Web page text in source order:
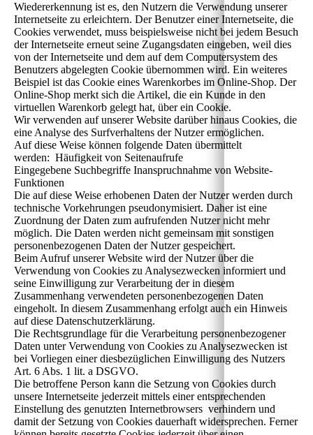
Wiedererkennung ist es, den Nutzern die Verwendung unserer
Internetseite zu erleichtern. Der Benutzer einer Internetseite, die
Cookies verwendet, muss beispielsweise nicht bei jedem Besuch
der Internetseite erneut seine Zugangsdaten eingeben, weil dies
von der Internetseite und dem auf dem Computersystem des
Benutzers abgelegten Cookie übernommen wird. Ein weiteres
Beispiel ist das Cookie eines Warenkorbes im Online-Shop. Der
Online-Shop merkt sich die Artikel, die ein Kunde in den
virtuellen Warenkorb gelegt hat, über ein Cookie.
Wir verwenden auf unserer Website darüber hinaus Cookies, die
eine Analyse des Surfverhaltens der Nutzer ermöglichen.
Auf diese Weise können folgende Daten übermittelt
werden: Häufigkeit von Seitenaufrufe
Eingegebene Suchbegriffe Inanspruchnahme von Website-
Funktionen
Die auf diese Weise erhobenen Daten der Nutzer werden durch
technische Vorkehrungen pseudonymisiert. Daher ist eine
Zuordnung der Daten zum aufrufenden Nutzer nicht mehr
möglich. Die Daten werden nicht gemeinsam mit sonstigen
personenbezogenen Daten der Nutzer gespeichert.
Beim Aufruf unserer Website wird der Nutzer über die
Verwendung von Cookies zu Analysezwecken informiert und
seine Einwilligung zur Verarbeitung der in diesem
Zusammenhang verwendeten personenbezogenen Daten
eingeholt. In diesem Zusammenhang erfolgt auch ein Hinweis
auf diese Datenschutzerklärung.
Die Rechtsgrundlage für die Verarbeitung personenbezogener
Daten unter Verwendung von Cookies zu Analysezwecken ist
bei Vorliegen einer diesbezüglichen Einwilligung des Nutzers
Art. 6 Abs. 1 lit. a DSGVO.
Die betroffene Person kann die Setzung von Cookies durch
unsere Internetseite jederzeit mittels einer entsprechenden
Einstellung des genutzten Internetbrowsers verhindern und
damit der Setzung von Cookies dauerhaft widersprechen. Ferner